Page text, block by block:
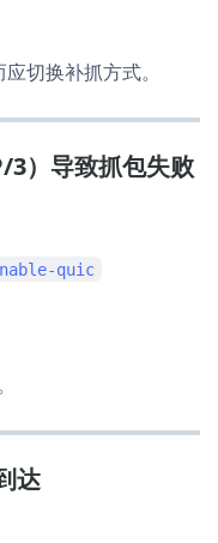
切换补抓方式。
）导致抓包失败
quic
达